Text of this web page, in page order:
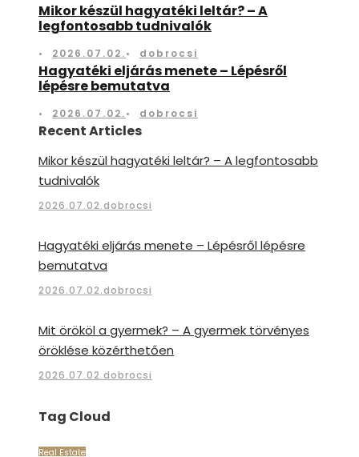
Mikor készül hagyatéki leltár? – A
legfontosabb tudnivalók
• 2026.07.02.• dobrocsi
Hagyatéki eljárás menete – Lépésről
lépésre bemutatva
• 2026.07.02.• dobrocsi
Recent Articles
Mikor készül hagyatéki leltár? – A legfontosabb
tudnivalók
2026.07.02.dobrocsi
Hagyatéki eljárás menete – Lépésről lépésre
bemutatva
2026.07.02.dobrocsi
Mit örököl a gyermek? – A gyermek törvényes
öröklése közérthetően
2026.07.02.dobrocsi
Tag Cloud
Real Estate